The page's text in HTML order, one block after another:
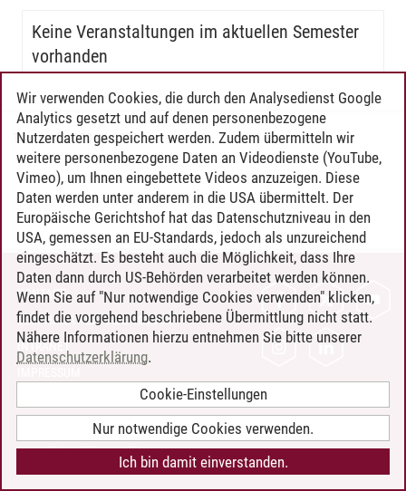
Keine Veranstaltungen im aktuellen Semester
vorhanden
Timo Leder/30.06.2024
KONTAKT
LEUPHANA ALS ARBEITGEBER
INTRANET
BARRIEREFREIHEIT
COOKIE-EINSTELLUNGEN
Wir verwenden Cookies, die durch den Analysedienst Google
Analytics gesetzt und auf denen personenbezogene
Nutzerdaten gespeichert werden. Zudem übermitteln wir
weitere personenbezogene Daten an Videodienste (YouTube,
Vimeo), um Ihnen eingebettete Videos anzuzeigen. Diese
Daten werden unter anderem in die USA übermittelt. Der
Europäische Gerichtshof hat das Datenschutzniveau in den
USA, gemessen an EU-Standards, jedoch als unzureichend
eingeschätzt. Es besteht auch die Möglichkeit, dass Ihre
Daten dann durch US-Behörden verarbeitet werden können.
Wenn Sie auf "Nur notwendige Cookies verwenden" klicken,
findet die vorgehend beschriebene Übermittlung nicht statt.
Nähere Informationen hierzu entnehmen Sie bitte unserer
Datenschutzerklärung.
Cookie-Einstellungen
Nur notwendige Cookies verwenden.
Ich bin damit einverstanden.